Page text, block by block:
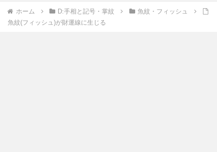
ホーム D:手相と記号・掌紋
魚紋・フィッシュ
魚紋(フィッシュ)が財運線に生じる